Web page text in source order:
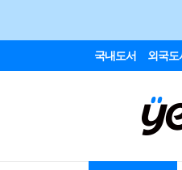
국내도서 외국도